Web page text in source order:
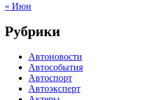
« Июн
Рубрики
Автоновости
Автособытия
Автоспорт
Автоэксперт